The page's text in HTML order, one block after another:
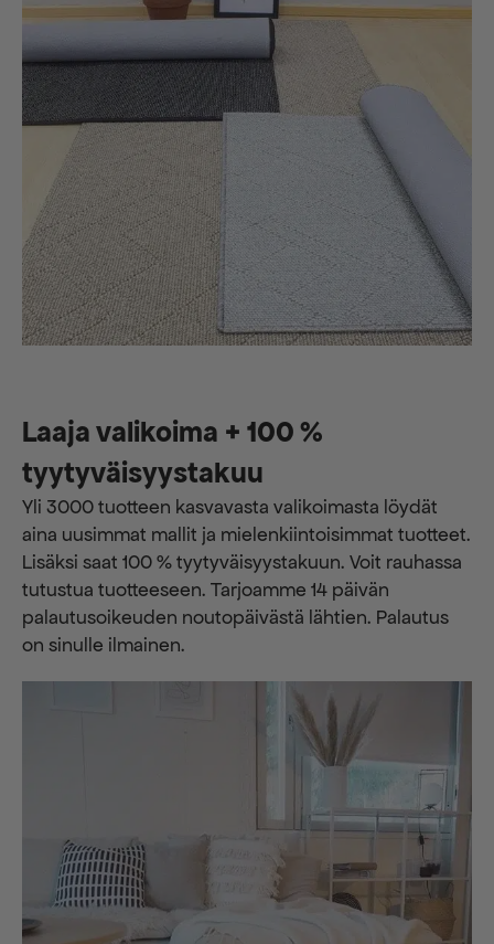
Laaja valikoima + 100 %
tyytyväisyystakuu
Yli 3000 tuotteen kasvavasta valikoimasta löydät
aina uusimmat mallit ja mielenkiintoisimmat tuotteet.
Lisäksi saat 100 % tyytyväisyystakuun. Voit rauhassa
tutustua tuotteeseen. Tarjoamme 14 päivän
palautusoikeuden noutopäivästä lähtien. Palautus
on sinulle ilmainen.